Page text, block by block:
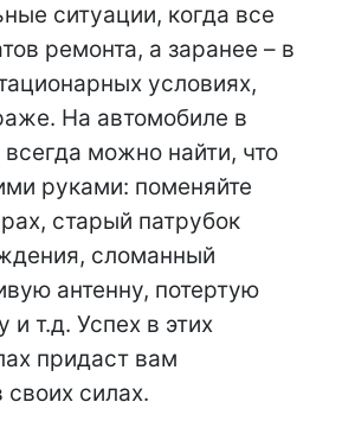
ситуации, когда все
ремонта, а заранее – в
условиях,
На автомобиле в
всегда можно найти, что
руками: поменяйте
старый патрубок
сломанный
антенну, потертую
т.д. Успех в этих
придаст вам
силах.